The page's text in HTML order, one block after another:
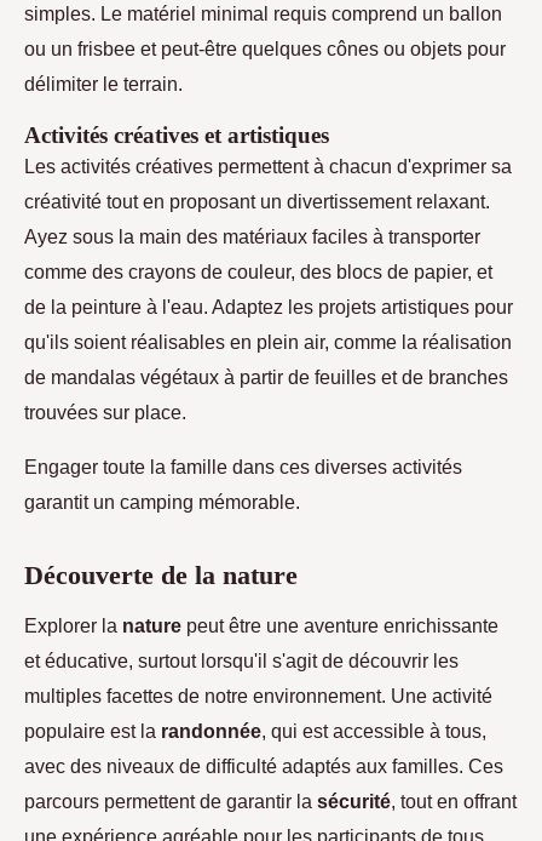
simples. Le matériel minimal requis comprend un ballon
ou un frisbee et peut-être quelques cônes ou objets pour
délimiter le terrain.
Activités créatives et artistiques
Les activités créatives permettent à chacun d'exprimer sa
créativité tout en proposant un divertissement relaxant.
Ayez sous la main des matériaux faciles à transporter
comme des crayons de couleur, des blocs de papier, et
de la peinture à l'eau. Adaptez les projets artistiques pour
qu'ils soient réalisables en plein air, comme la réalisation
de mandalas végétaux à partir de feuilles et de branches
trouvées sur place.
Engager toute la famille dans ces diverses activités
garantit un camping mémorable.
Découverte de la nature
Explorer la nature peut être une aventure enrichissante
et éducative, surtout lorsqu'il s'agit de découvrir les
multiples facettes de notre environnement. Une activité
populaire est la randonnée, qui est accessible à tous,
avec des niveaux de difficulté adaptés aux familles. Ces
parcours permettent de garantir la sécurité, tout en offrant
une expérience agréable pour les participants de tous